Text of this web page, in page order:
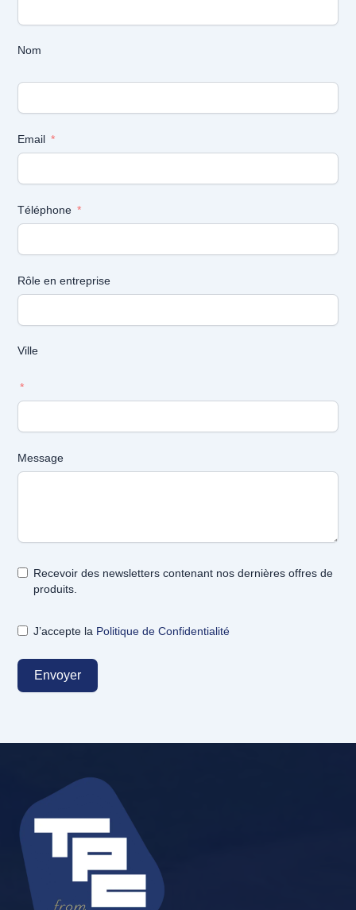
Nom
Email
Téléphone
Rôle en entreprise
Ville
Message
Recevoir des newsletters contenant nos dernières offres de
produits.
J’accepte la Politique de Confidentialité
Envoyer